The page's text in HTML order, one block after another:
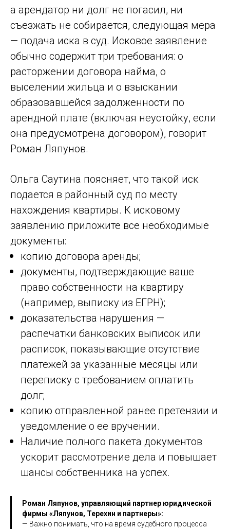
а арендатор ни долг не погасил, ни
съезжать не собирается, следующая мера
— подача иска в суд. Исковое заявление
обычно содержит три требования: о
расторжении договора найма, о
выселении жильца и о взыскании
образовавшейся задолженности по
арендной плате (включая неустойку, если
она предусмотрена договором), говорит
Роман Ляпунов.
Ольга Саутина поясняет, что такой иск
подается в районный суд по месту
нахождения квартиры. К исковому
заявлению приложите все необходимые
документы:
копию договора аренды;
документы, подтверждающие ваше
право собственности на квартиру
(например, выписку из ЕГРН);
доказательства нарушения —
распечатки банковских выписок или
расписок, показывающие отсутствие
платежей за указанные месяцы или
переписку с требованием оплатить
долг;
копию отправленной ранее претензии и
уведомление о ее вручении.
Наличие полного пакета документов
ускорит рассмотрение дела и повышает
шансы собственника на успех.
Роман Ляпунов, управляющий партнер юридической
фирмы «Ляпунов, Терехин и партнеры»:
— Важно понимать, что на время судебного процесса